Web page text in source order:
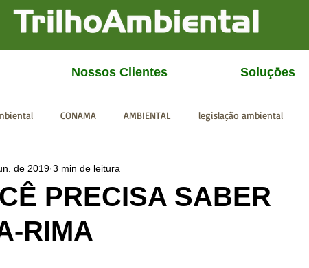
Nossos Clientes Soluçōes
CONAMA AMBIENTAL legislação ambiental
IBAMA SISEMA
PRECISA SABER
RIMA
de 2019 3 min de leitura